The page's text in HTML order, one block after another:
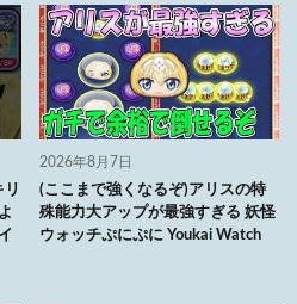
2026年8月7日
(ここまで強くなるぞ)アリスの特
殊能力大アップが最強すぎる 妖怪
ウォッチぷにぷに Youkai Watch